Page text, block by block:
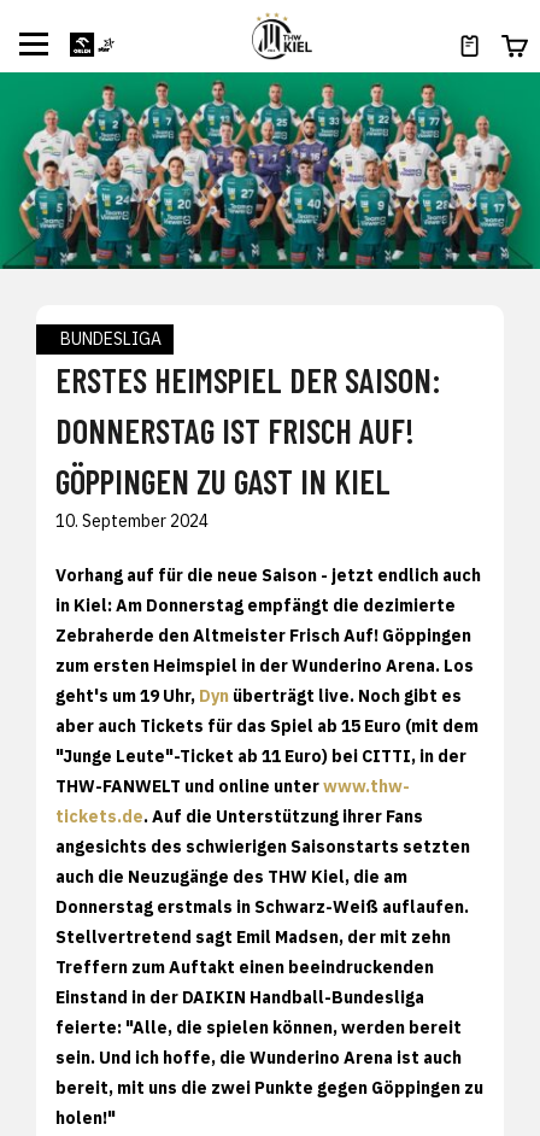
BUNDESLIGA
ERSTES HEIMSPIEL DER SAISON:
DONNERSTAG IST FRISCH AUF!
GÖPPINGEN ZU GAST IN KIEL
10. September 2024
Vorhang auf für die neue Saison - jetzt endlich auch
in Kiel: Am Donnerstag empfängt die dezimierte
Zebraherde den Altmeister Frisch Auf! Göppingen
zum ersten Heimspiel in der Wunderino Arena. Los
geht's um 19 Uhr, Dyn überträgt live. Noch gibt es
aber auch Tickets für das Spiel ab 15 Euro (mit dem
"Junge Leute"-Ticket ab 11 Euro) bei CITTI, in der
THW-FANWELT und online unterwww.thw-
tickets.de. Auf die Unterstützung ihrer Fans
angesichts des schwierigen Saisonstarts setzten
auch die Neuzugänge des THW Kiel, die am
Donnerstag erstmals in Schwarz-Weiß auflaufen.
Stellvertretend sagt Emil Madsen, der mit zehn
Treffern zum Auftakt einen beeindruckenden
Einstand in der DAIKIN Handball-Bundesliga
feierte: "Alle, die spielen können, werden bereit
sein. Und ich hoffe, die Wunderino Arena ist auch
bereit, mit uns die zwei Punkte gegen Göppingen zu
holen!"